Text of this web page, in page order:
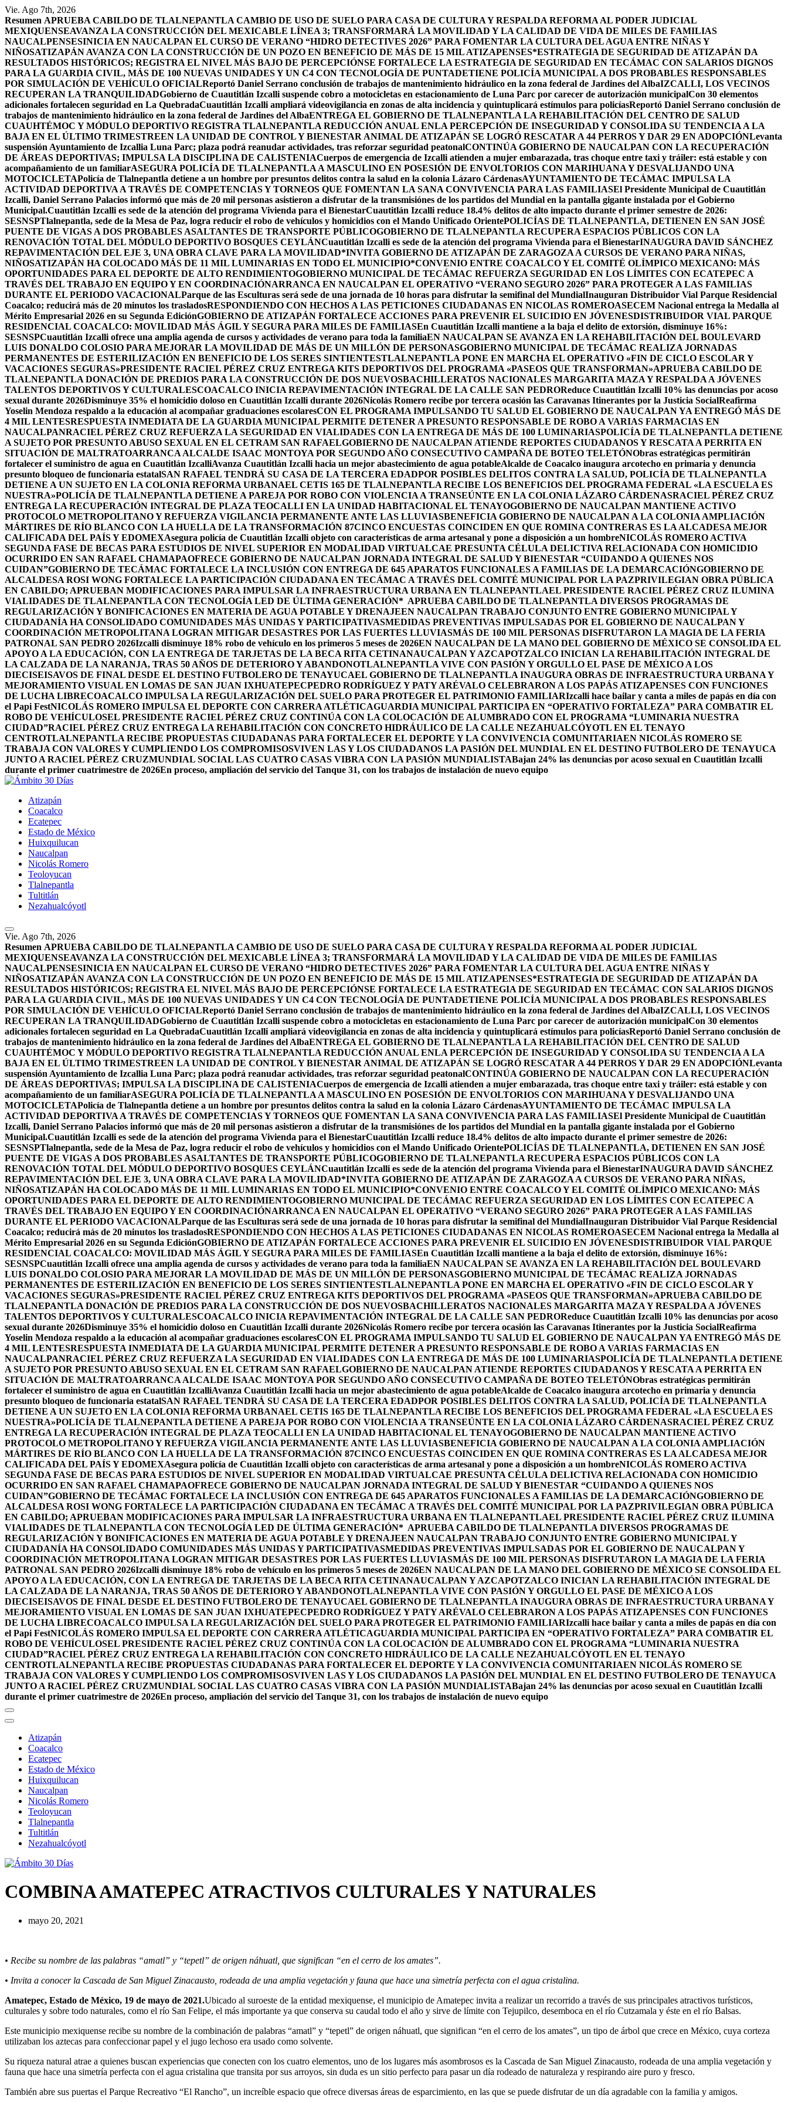
Saltar
al
contenido
Vie. Ago 7th, 2026
Resumen APRUEBA CABILDO DE TLALNEPANTLA CAMBIO DE USO DE SUELO PARA CASA DE CULTURA Y RESPALDA REFORMA AL PODER JUDICIAL
MEXIQUENSEAVANZA LA CONSTRUCCIÓN DEL MEXICABLE LÍNEA 3; TRANSFORMARÁ LA MOVILIDAD Y LA CALIDAD DE VIDA DE MILES DE FAMILIAS
NAUCALPENSESINICIA EN NAUCALPAN EL CURSO DE VERANO “HIDRO DETECTIVES 2026” PARA FOMENTAR LA CULTURA DEL AGUA ENTRE NIÑAS Y
NIÑOSATIZAPÁN AVANZA CON LA CONSTRUCCIÓN DE UN POZO EN BENEFICIO DE MÁS DE 15 MIL ATIZAPENSES*ESTRATEGIA DE SEGURIDAD DE ATIZAPÁN DA
RESULTADOS HISTÓRICOS; REGISTRA EL NIVEL MÁS BAJO DE PERCEPCIÓNSE FORTALECE LA ESTRATEGIA DE SEGURIDAD EN TECÁMAC CON SALARIOS DIGNOS
PARA LA GUARDIA CIVIL, MÁS DE 100 NUEVAS UNIDADES Y UN C4 CON TECNOLOGÍA DE PUNTADETIENE POLICÍA MUNICIPAL A DOS PROBABLES RESPONSABLES
POR SIMULACIÓN DE VEHÍCULO OFICIALReportó Daniel Serrano conclusión de trabajos de mantenimiento hidráulico en la zona federal de Jardines del AlbaIZCALLI, LOS VECINOS
RECUPERAN LA TRANQUILIDADGobierno de Cuautitlán Izcalli suspende cobro a motocicletas en estacionamiento de Luna Parc por carecer de autorización municipalCon 30 elementos
adicionales fortalecen seguridad en La QuebradaCuautitlán Izcalli ampliará videovigilancia en zonas de alta incidencia y quintuplicará estímulos para policíasReportó Daniel Serrano conclusión de
trabajos de mantenimiento hidráulico en la zona federal de Jardines del AlbaENTREGA EL GOBIERNO DE TLALNEPANTLA LA REHABILITACIÓN DEL CENTRO DE SALUD
CUAUHTÉMOC Y MÓDULO DEPORTIVO REGISTRA TLALNEPANTLA REDUCCIÓN ANUAL ENLA PERCEPCIÓN DE INSEGURIDAD Y CONSOLIDA SU TENDENCIA A LA
BAJA EN EL ÚLTIMO TRIMESTREEN LA UNIDAD DE CONTROL Y BIENESTAR ANIMAL DE ATIZAPÁN SE LOGRÓ RESCATAR A 44 PERROS Y DAR 29 EN ADOPCIÓNLevanta
suspensión Ayuntamiento de Izcallia Luna Parc; plaza podrá reanudar actividades, tras reforzar seguridad peatonalCONTINÚA GOBIERNO DE NAUCALPAN CON LA RECUPERACIÓN
DE ÁREAS DEPORTIVAS; IMPULSA LA DISCIPLINA DE CALISTENIACuerpos de emergencia de Izcalli atienden a mujer embarazada, tras choque entre taxi y tráiler: está estable y con
acompañamiento de un familiarASEGURA POLICÍA DE TLALNEPANTLA A MASCULINO EN POSESIÓN DE ENVOLTORIOS CON MARIHUANA Y DESVALIJANDO UNA
MOTOCICLETAPolicía de Tlalnepantla detiene a un hombre por presuntos delitos contra la salud en la colonia Lázaro CárdenasAYUNTAMIENTO DE TECÁMAC IMPULSA LA
ACTIVIDAD DEPORTIVA A TRAVÉS DE COMPETENCIAS Y TORNEOS QUE FOMENTAN LA SANA CONVIVENCIA PARA LAS FAMILIASEl Presidente Municipal de Cuautitlán
Izcalli, Daniel Serrano Palacios informó que más de 20 mil personas asistieron a disfrutar de la transmisiónes de los partidos del Mundial en la pantalla gigante instalada por el Gobierno
Municipal.Cuautitlán Izcalli es sede de la atención del programa Vivienda para el BienestarCuautitlán Izcalli reduce 18.4% delitos de alto impacto durante el primer semestre de 2026:
SESNSPTlalnepantla, sede de la Mesa de Paz, logra reducir el robo de vehículos y homicidios con el Mando Unificado OrientePOLICÍAS DE TLALNEPANTLA, ​DETIENEN EN SAN JOSÉ
PUENTE DE VIGAS A DOS PROBABLES ASALTANTES DE TRANSPORTE PÚBLICOGOBIERNO DE TLALNEPANTLA RECUPERA ESPACIOS PÚBLICOS CON LA
RENOVACIÓN TOTAL DEL MÓDULO DEPORTIVO BOSQUES CEYLÁNCuautitlán Izcalli es sede de la atención del programa Vivienda para el BienestarINAUGURA DAVID SÁNCHEZ
REPAVIMENTACIÓN DEL EJE 3, UNA OBRA CLAVE PARA LA MOVILIDAD*INVITA GOBIERNO DE ATIZAPÁN DE ZARAGOZA A CURSOS DE VERANO PARA NIÑAS,
NIÑOSATIZAPÁN HA COLOCADO MÁS DE 11 MIL LUMINARIAS EN TODO EL MUNICIPIO*CONVENIO ENTRE COACALCO Y EL COMITÉ OLÍMPICO MEXICANO: MÁS
OPORTUNIDADES PARA EL DEPORTE DE ALTO RENDIMIENTOGOBIERNO MUNICIPAL DE TECÁMAC REFUERZA SEGURIDAD EN LOS LÍMITES CON ECATEPEC A
TRAVÉS DEL TRABAJO EN EQUIPO Y EN COORDINACIÓNARRANCA EN NAUCALPAN EL OPERATIVO “VERANO SEGURO 2026” PARA PROTEGER A LAS FAMILIAS
DURANTE EL PERIODO VACACIONALParque de las Esculturas será sede de una jornada de 10 horas para disfrutar la semifinal del MundialInauguran Distribuidor Vial Parque Residencial
Coacalco; reducirá más de 20 minutos los trasladosRESPONDIENDO CON HECHOS A LAS PETICIONES CIUDADANAS EN NICOLAS ROMEROASECEM Nacional entrega la Medalla al
Mérito Empresarial 2026 en su Segunda EdiciónGOBIERNO DE ATIZAPÁN FORTALECE ACCIONES PARA PREVENIR EL SUICIDIO EN JÓVENESDISTRIBUIDOR VIAL PARQUE
RESIDENCIAL COACALCO: MOVILIDAD MÁS ÁGIL Y SEGURA PARA MILES DE FAMILIASEn Cuautitlán Izcalli mantiene a la baja el delito de extorsión, disminuye 16%:
SESNSPCuautitlán Izcalli ofrece una amplia agenda de cursos y actividades de verano para toda la familiaEN NAUCALPAN SE AVANZA EN LA REHABILITACIÓN DEL BOULEVARD
LUIS DONALDO COLOSIO PARA MEJORAR LA MOVILIDAD DE MÁS DE UN MILLÓN DE PERSONASGOBIERNO MUNICIPAL DE TECÁMAC REALIZA JORNADAS
PERMANENTES DE ESTERILIZACIÓN EN BENEFICIO DE LOS SERES SINTIENTESTLALNEPANTLA PONE EN MARCHA EL OPERATIVO «FIN DE CICLO ESCOLAR Y
VACACIONES SEGURAS»PRESIDENTE RACIEL PÉREZ CRUZ ENTREGA KITS DEPORTIVOS DEL PROGRAMA «PASEOS QUE TRANSFORMAN»APRUEBA CABILDO DE
TLALNEPANTLA DONACIÓN DE PREDIOS PARA LA CONSTRUCCIÓN DE DOS NUEVOSBACHILLERATOS NACIONALES MARGARITA MAZA Y RESPALDA A JÓVENES
TALENTOS DEPORTIVOS Y CULTURALESCOACALCO INICIA REPAVIMENTACIÓN INTEGRAL DE LA CALLE SAN PEDROReduce Cuautitlán Izcalli 10% las denuncias por acoso
sexual durante 2026Disminuye 35% el homicidio doloso en Cuautitlán Izcalli durante 2026Nicolás Romero recibe por tercera ocasión las Caravanas Itinerantes por la Justicia SocialReafirma
Yoselin Mendoza respaldo a la educación al acompañar graduaciones escolaresCON EL PROGRAMA IMPULSANDO TU SALUD EL GOBIERNO DE NAUCALPAN YA ENTREGÓ MÁS DE
4 MIL LENTESRESPUESTA INMEDIATA DE LA GUARDIA MUNICIPAL PERMITE DETENER A PRESUNTO RESPONSABLE DE ROBO A VARIAS FARMACIAS EN
NAUCALPANRACIEL PÉREZ CRUZ REFUERZA LA SEGURIDAD EN VIALIDADES CON LA ENTREGA DE MÁS DE 100 LUMINARIASPOLICÍA DE TLALNEPANTLA DETIENE
A SUJETO POR PRESUNTO ABUSO SEXUAL EN EL CETRAM SAN RAFAELGOBIERNO DE NAUCALPAN ATIENDE REPORTES CIUDADANOS Y RESCATA A PERRITA EN
SITUACIÓN DE MALTRATOARRANCA ALCALDE ISAAC MONTOYA POR SEGUNDO AÑO CONSECUTIVO CAMPAÑA DE BOTEO TELETÓNObras estratégicas permitirán
fortalecer el suministro de agua en Cuautitlán IzcalliAvanza Cuautitlán Izcalli hacia un mejor abastecimiento de agua potableAlcalde de Coacalco inaugura arcotecho en primaria y denuncia
presunto bloqueo de funcionaria estatalSAN RAFAEL TENDRÁ SU CASA DE LA TERCERA EDADPOR POSIBLES DELITOS CONTRA LA SALUD, POLICÍA DE TLALNEPANTLA
DETIENE A UN SUJETO EN LA COLONIA REFORMA URBANAEL CETIS 165 DE TLALNEPANTLA RECIBE LOS BENEFICIOS DEL PROGRAMA FEDERAL «LA ESCUELA ES
NUESTRA»POLICÍA DE TLALNEPANTLA DETIENE A PAREJA POR ROBO CON VIOLENCIA A TRANSEÚNTE EN LA COLONIA LÁZARO CÁRDENASRACIEL PÉREZ CRUZ
ENTREGA LA RECUPERACIÓN INTEGRAL DE PLAZA TEOCALLI EN LA UNIDAD HABITACIONAL EL TENAYOGOBIERNO DE NAUCALPAN MANTIENE ACTIVO
PROTOCOLO METROPOLITANO Y REFUERZA VIGILANCIA PERMANENTE ANTE LAS LLUVIASBENEFICIA GOBIERNO DE NAUCALPAN A LA COLONIA AMPLIACIÓN
MÁRTIRES DE RÍO BLANCO CON LA HUELLA DE LA TRANSFORMACIÓN 87CINCO ENCUESTAS COINCIDEN EN QUE ROMINA CONTRERAS ES LA ALCADESA MEJOR
CALIFICADA DEL PAÍS Y EDOMEXAsegura policía de Cuautitlán Izcalli objeto con características de arma artesanal y pone a disposición a un hombreNICOLÁS ROMERO ACTIVA
SEGUNDA FASE DE BECAS PARA ESTUDIOS DE NIVEL SUPERIOR EN MODALIDAD VIRTUALCAE PRESUNTA CÉLULA DELICTIVA RELACIONADA CON HOMICIDIO
OCURRIDO EN SAN RAFAEL CHAMAPAOFRECE GOBIERNO DE NAUCALPAN JORNADA INTEGRAL DE SALUD Y BIENESTAR “CUIDANDO A QUIENES NOS
CUIDAN”GOBIERNO DE TECÁMAC FORTALECE LA INCLUSIÓN CON ENTREGA DE 645 APARATOS FUNCIONALES A FAMILIAS DE LA DEMARCACIÓNGOBIERNO DE
ALCALDESA ROSI WONG FORTALECE LA PARTICIPACIÓN CIUDADANA EN TECÁMAC A TRAVÉS DEL COMITÉ MUNICIPAL POR LA PAZPRIVILEGIAN OBRA PÚBLICA
EN CABILDO; APRUEBAN MODIFICACIONES PARA IMPULSAR LA INFRAESTRUCTURA URBANA EN TLALNEPANTLAEL PRESIDENTE RACIEL PÉREZ CRUZ ILUMINA
VIALIDADES DE TLALNEPANTLA CON TECNOLOGÍA LED DE ÚLTIMA GENERACIÓN* APRUEBA CABILDO DE TLALNEPANTLA DIVERSOS PROGRAMAS DE
REGULARIZACIÓN Y BONIFICACIONES EN MATERIA DE AGUA POTABLE Y DRENAJEEN NAUCALPAN TRABAJO CONJUNTO ENTRE GOBIERNO MUNICIPAL Y
CIUDADANÍA HA CONSOLIDADO COMUNIDADES MÁS UNIDAS Y PARTICIPATIVASMEDIDAS PREVENTIVAS IMPULSADAS POR EL GOBIERNO DE NAUCALPAN Y
COORDINACIÓN METROPOLITANA LOGRAN MITIGAR DESASTRES POR LAS FUERTES LLUVIASMÁS DE 100 MIL PERSONAS DISFRUTARON LA MAGIA DE LA FERIA
PATRONAL SAN PEDRO 2026Izcalli disminuye 18% robo de vehículo en los primeros 5 meses de 2026EN NAUCALPAN DE LA MANO DEL GOBIERNO DE MÉXICO SE CONSOLIDA EL
APOYO A LA EDUCACIÓN, CON LA ENTREGA DE TARJETAS DE LA BECA RITA CETINANAUCALPAN Y AZCAPOTZALCO INICIAN LA REHABILITACIÓN INTEGRAL DE
LA CALZADA DE LA NARANJA, TRAS 50 AÑOS DE DETERIORO Y ABANDONOTLALNEPANTLA VIVE CON PASIÓN Y ORGULLO EL PASE DE MÉXICO A LOS
DIECISEISAVOS DE FINAL DESDE EL DESTINO FUTBOLERO DE TENAYUCAEL GOBIERNO DE TLALNEPANTLA INAUGURA OBRAS DE INFRAESTRUCTURA URBANA Y
MEJORAMIENTO VISUAL EN LOMAS DE SAN JUAN IXHUATEPECPEDRO RODRÍGUEZ Y PATY ARÉVALO CELEBRARON A LOS PAPÁS ATIZAPENSES CON FUNCIONES
DE LUCHA LIBRECOACALCO IMPULSA LA REGULARIZACIÓN DEL SUELO PARA PROTEGER EL PATRIMONIO FAMILIARIzcalli hace bailar y canta a miles de papás en día con
el Papi FestNICOLÁS ROMERO IMPULSA EL DEPORTE CON CARRERA ATLÉTICAGUARDIA MUNICIPAL PARTICIPA EN “OPERATIVO FORTALEZA” PARA COMBATIR EL
ROBO DE VEHÍCULOSEL PRESIDENTE RACIEL PÉREZ CRUZ CONTINÚA CON LA COLOCACIÓN DE ALUMBRADO CON EL PROGRAMA “LUMINARIA NUESTRA
CIUDAD”RACIEL PÉREZ CRUZ ENTREGA LA REHABILITACIÓN CON CONCRETO HIDRÁULICO DE LA CALLE NEZAHUALCÓYOTL EN EL TENAYO
CENTROTLALNEPANTLA RECIBE PROPUESTAS CIUDADANAS PARA FORTALECER EL DEPORTE Y LA CONVIVENCIA COMUNITARIAEN NICOLÁS ROMERO SE
TRABAJA CON VALORES Y CUMPLIENDO LOS COMPROMISOSVIVEN LAS Y LOS CIUDADANOS LA PASIÓN DEL MUNDIAL EN EL DESTINO FUTBOLERO DE TENAYUCA
JUNTO A RACIEL PÉREZ CRUZMUNDIAL SOCIAL LAS CUATRO CASAS VIBRA CON LA PASIÓN MUNDIALISTABajan 24% las denuncias por acoso sexual en Cuautitlán Izcalli
durante el primer cuatrimestre de 2026En proceso, ampliación del servicio del Tanque 31, con los trabajos de instalación de nuevo equipo
Atizapán
Coacalco
Ecatepec
Estado de México
Huixquilucan
Naucalpan
Nicolás Romero
Teoloyucan
Tlalnepantla
Tultitlán
Nezahualcóyotl
Vie. Ago 7th, 2026
Resumen APRUEBA CABILDO DE TLALNEPANTLA CAMBIO DE USO DE SUELO PARA CASA DE CULTURA Y RESPALDA REFORMA AL PODER JUDICIAL
MEXIQUENSEAVANZA LA CONSTRUCCIÓN DEL MEXICABLE LÍNEA 3; TRANSFORMARÁ LA MOVILIDAD Y LA CALIDAD DE VIDA DE MILES DE FAMILIAS
NAUCALPENSESINICIA EN NAUCALPAN EL CURSO DE VERANO “HIDRO DETECTIVES 2026” PARA FOMENTAR LA CULTURA DEL AGUA ENTRE NIÑAS Y
NIÑOSATIZAPÁN AVANZA CON LA CONSTRUCCIÓN DE UN POZO EN BENEFICIO DE MÁS DE 15 MIL ATIZAPENSES*ESTRATEGIA DE SEGURIDAD DE ATIZAPÁN DA
RESULTADOS HISTÓRICOS; REGISTRA EL NIVEL MÁS BAJO DE PERCEPCIÓNSE FORTALECE LA ESTRATEGIA DE SEGURIDAD EN TECÁMAC CON SALARIOS DIGNOS
PARA LA GUARDIA CIVIL, MÁS DE 100 NUEVAS UNIDADES Y UN C4 CON TECNOLOGÍA DE PUNTADETIENE POLICÍA MUNICIPAL A DOS PROBABLES RESPONSABLES
POR SIMULACIÓN DE VEHÍCULO OFICIALReportó Daniel Serrano conclusión de trabajos de mantenimiento hidráulico en la zona federal de Jardines del AlbaIZCALLI, LOS VECINOS
RECUPERAN LA TRANQUILIDADGobierno de Cuautitlán Izcalli suspende cobro a motocicletas en estacionamiento de Luna Parc por carecer de autorización municipalCon 30 elementos
adicionales fortalecen seguridad en La QuebradaCuautitlán Izcalli ampliará videovigilancia en zonas de alta incidencia y quintuplicará estímulos para policíasReportó Daniel Serrano conclusión de
trabajos de mantenimiento hidráulico en la zona federal de Jardines del AlbaENTREGA EL GOBIERNO DE TLALNEPANTLA LA REHABILITACIÓN DEL CENTRO DE SALUD
CUAUHTÉMOC Y MÓDULO DEPORTIVO REGISTRA TLALNEPANTLA REDUCCIÓN ANUAL ENLA PERCEPCIÓN DE INSEGURIDAD Y CONSOLIDA SU TENDENCIA A LA
BAJA EN EL ÚLTIMO TRIMESTREEN LA UNIDAD DE CONTROL Y BIENESTAR ANIMAL DE ATIZAPÁN SE LOGRÓ RESCATAR A 44 PERROS Y DAR 29 EN ADOPCIÓNLevanta
suspensión Ayuntamiento de Izcallia Luna Parc; plaza podrá reanudar actividades, tras reforzar seguridad peatonalCONTINÚA GOBIERNO DE NAUCALPAN CON LA RECUPERACIÓN
DE ÁREAS DEPORTIVAS; IMPULSA LA DISCIPLINA DE CALISTENIACuerpos de emergencia de Izcalli atienden a mujer embarazada, tras choque entre taxi y tráiler: está estable y con
acompañamiento de un familiarASEGURA POLICÍA DE TLALNEPANTLA A MASCULINO EN POSESIÓN DE ENVOLTORIOS CON MARIHUANA Y DESVALIJANDO UNA
MOTOCICLETAPolicía de Tlalnepantla detiene a un hombre por presuntos delitos contra la salud en la colonia Lázaro CárdenasAYUNTAMIENTO DE TECÁMAC IMPULSA LA
ACTIVIDAD DEPORTIVA A TRAVÉS DE COMPETENCIAS Y TORNEOS QUE FOMENTAN LA SANA CONVIVENCIA PARA LAS FAMILIASEl Presidente Municipal de Cuautitlán
Izcalli, Daniel Serrano Palacios informó que más de 20 mil personas asistieron a disfrutar de la transmisiónes de los partidos del Mundial en la pantalla gigante instalada por el Gobierno
Municipal.Cuautitlán Izcalli es sede de la atención del programa Vivienda para el BienestarCuautitlán Izcalli reduce 18.4% delitos de alto impacto durante el primer semestre de 2026:
SESNSPTlalnepantla, sede de la Mesa de Paz, logra reducir el robo de vehículos y homicidios con el Mando Unificado OrientePOLICÍAS DE TLALNEPANTLA, ​DETIENEN EN SAN JOSÉ
PUENTE DE VIGAS A DOS PROBABLES ASALTANTES DE TRANSPORTE PÚBLICOGOBIERNO DE TLALNEPANTLA RECUPERA ESPACIOS PÚBLICOS CON LA
RENOVACIÓN TOTAL DEL MÓDULO DEPORTIVO BOSQUES CEYLÁNCuautitlán Izcalli es sede de la atención del programa Vivienda para el BienestarINAUGURA DAVID SÁNCHEZ
REPAVIMENTACIÓN DEL EJE 3, UNA OBRA CLAVE PARA LA MOVILIDAD*INVITA GOBIERNO DE ATIZAPÁN DE ZARAGOZA A CURSOS DE VERANO PARA NIÑAS,
NIÑOSATIZAPÁN HA COLOCADO MÁS DE 11 MIL LUMINARIAS EN TODO EL MUNICIPIO*CONVENIO ENTRE COACALCO Y EL COMITÉ OLÍMPICO MEXICANO: MÁS
OPORTUNIDADES PARA EL DEPORTE DE ALTO RENDIMIENTOGOBIERNO MUNICIPAL DE TECÁMAC REFUERZA SEGURIDAD EN LOS LÍMITES CON ECATEPEC A
TRAVÉS DEL TRABAJO EN EQUIPO Y EN COORDINACIÓNARRANCA EN NAUCALPAN EL OPERATIVO “VERANO SEGURO 2026” PARA PROTEGER A LAS FAMILIAS
DURANTE EL PERIODO VACACIONALParque de las Esculturas será sede de una jornada de 10 horas para disfrutar la semifinal del MundialInauguran Distribuidor Vial Parque Residencial
Coacalco; reducirá más de 20 minutos los trasladosRESPONDIENDO CON HECHOS A LAS PETICIONES CIUDADANAS EN NICOLAS ROMEROASECEM Nacional entrega la Medalla al
Mérito Empresarial 2026 en su Segunda EdiciónGOBIERNO DE ATIZAPÁN FORTALECE ACCIONES PARA PREVENIR EL SUICIDIO EN JÓVENESDISTRIBUIDOR VIAL PARQUE
RESIDENCIAL COACALCO: MOVILIDAD MÁS ÁGIL Y SEGURA PARA MILES DE FAMILIASEn Cuautitlán Izcalli mantiene a la baja el delito de extorsión, disminuye 16%:
SESNSPCuautitlán Izcalli ofrece una amplia agenda de cursos y actividades de verano para toda la familiaEN NAUCALPAN SE AVANZA EN LA REHABILITACIÓN DEL BOULEVARD
LUIS DONALDO COLOSIO PARA MEJORAR LA MOVILIDAD DE MÁS DE UN MILLÓN DE PERSONASGOBIERNO MUNICIPAL DE TECÁMAC REALIZA JORNADAS
PERMANENTES DE ESTERILIZACIÓN EN BENEFICIO DE LOS SERES SINTIENTESTLALNEPANTLA PONE EN MARCHA EL OPERATIVO «FIN DE CICLO ESCOLAR Y
VACACIONES SEGURAS»PRESIDENTE RACIEL PÉREZ CRUZ ENTREGA KITS DEPORTIVOS DEL PROGRAMA «PASEOS QUE TRANSFORMAN»APRUEBA CABILDO DE
TLALNEPANTLA DONACIÓN DE PREDIOS PARA LA CONSTRUCCIÓN DE DOS NUEVOSBACHILLERATOS NACIONALES MARGARITA MAZA Y RESPALDA A JÓVENES
TALENTOS DEPORTIVOS Y CULTURALESCOACALCO INICIA REPAVIMENTACIÓN INTEGRAL DE LA CALLE SAN PEDROReduce Cuautitlán Izcalli 10% las denuncias por acoso
sexual durante 2026Disminuye 35% el homicidio doloso en Cuautitlán Izcalli durante 2026Nicolás Romero recibe por tercera ocasión las Caravanas Itinerantes por la Justicia SocialReafirma
Yoselin Mendoza respaldo a la educación al acompañar graduaciones escolaresCON EL PROGRAMA IMPULSANDO TU SALUD EL GOBIERNO DE NAUCALPAN YA ENTREGÓ MÁS DE
4 MIL LENTESRESPUESTA INMEDIATA DE LA GUARDIA MUNICIPAL PERMITE DETENER A PRESUNTO RESPONSABLE DE ROBO A VARIAS FARMACIAS EN
NAUCALPANRACIEL PÉREZ CRUZ REFUERZA LA SEGURIDAD EN VIALIDADES CON LA ENTREGA DE MÁS DE 100 LUMINARIASPOLICÍA DE TLALNEPANTLA DETIENE
A SUJETO POR PRESUNTO ABUSO SEXUAL EN EL CETRAM SAN RAFAELGOBIERNO DE NAUCALPAN ATIENDE REPORTES CIUDADANOS Y RESCATA A PERRITA EN
SITUACIÓN DE MALTRATOARRANCA ALCALDE ISAAC MONTOYA POR SEGUNDO AÑO CONSECUTIVO CAMPAÑA DE BOTEO TELETÓNObras estratégicas permitirán
fortalecer el suministro de agua en Cuautitlán IzcalliAvanza Cuautitlán Izcalli hacia un mejor abastecimiento de agua potableAlcalde de Coacalco inaugura arcotecho en primaria y denuncia
presunto bloqueo de funcionaria estatalSAN RAFAEL TENDRÁ SU CASA DE LA TERCERA EDADPOR POSIBLES DELITOS CONTRA LA SALUD, POLICÍA DE TLALNEPANTLA
DETIENE A UN SUJETO EN LA COLONIA REFORMA URBANAEL CETIS 165 DE TLALNEPANTLA RECIBE LOS BENEFICIOS DEL PROGRAMA FEDERAL «LA ESCUELA ES
NUESTRA»POLICÍA DE TLALNEPANTLA DETIENE A PAREJA POR ROBO CON VIOLENCIA A TRANSEÚNTE EN LA COLONIA LÁZARO CÁRDENASRACIEL PÉREZ CRUZ
ENTREGA LA RECUPERACIÓN INTEGRAL DE PLAZA TEOCALLI EN LA UNIDAD HABITACIONAL EL TENAYOGOBIERNO DE NAUCALPAN MANTIENE ACTIVO
PROTOCOLO METROPOLITANO Y REFUERZA VIGILANCIA PERMANENTE ANTE LAS LLUVIASBENEFICIA GOBIERNO DE NAUCALPAN A LA COLONIA AMPLIACIÓN
MÁRTIRES DE RÍO BLANCO CON LA HUELLA DE LA TRANSFORMACIÓN 87CINCO ENCUESTAS COINCIDEN EN QUE ROMINA CONTRERAS ES LA ALCADESA MEJOR
CALIFICADA DEL PAÍS Y EDOMEXAsegura policía de Cuautitlán Izcalli objeto con características de arma artesanal y pone a disposición a un hombreNICOLÁS ROMERO ACTIVA
SEGUNDA FASE DE BECAS PARA ESTUDIOS DE NIVEL SUPERIOR EN MODALIDAD VIRTUALCAE PRESUNTA CÉLULA DELICTIVA RELACIONADA CON HOMICIDIO
OCURRIDO EN SAN RAFAEL CHAMAPAOFRECE GOBIERNO DE NAUCALPAN JORNADA INTEGRAL DE SALUD Y BIENESTAR “CUIDANDO A QUIENES NOS
CUIDAN”GOBIERNO DE TECÁMAC FORTALECE LA INCLUSIÓN CON ENTREGA DE 645 APARATOS FUNCIONALES A FAMILIAS DE LA DEMARCACIÓNGOBIERNO DE
ALCALDESA ROSI WONG FORTALECE LA PARTICIPACIÓN CIUDADANA EN TECÁMAC A TRAVÉS DEL COMITÉ MUNICIPAL POR LA PAZPRIVILEGIAN OBRA PÚBLICA
EN CABILDO; APRUEBAN MODIFICACIONES PARA IMPULSAR LA INFRAESTRUCTURA URBANA EN TLALNEPANTLAEL PRESIDENTE RACIEL PÉREZ CRUZ ILUMINA
VIALIDADES DE TLALNEPANTLA CON TECNOLOGÍA LED DE ÚLTIMA GENERACIÓN* APRUEBA CABILDO DE TLALNEPANTLA DIVERSOS PROGRAMAS DE
REGULARIZACIÓN Y BONIFICACIONES EN MATERIA DE AGUA POTABLE Y DRENAJEEN NAUCALPAN TRABAJO CONJUNTO ENTRE GOBIERNO MUNICIPAL Y
CIUDADANÍA HA CONSOLIDADO COMUNIDADES MÁS UNIDAS Y PARTICIPATIVASMEDIDAS PREVENTIVAS IMPULSADAS POR EL GOBIERNO DE NAUCALPAN Y
COORDINACIÓN METROPOLITANA LOGRAN MITIGAR DESASTRES POR LAS FUERTES LLUVIASMÁS DE 100 MIL PERSONAS DISFRUTARON LA MAGIA DE LA FERIA
PATRONAL SAN PEDRO 2026Izcalli disminuye 18% robo de vehículo en los primeros 5 meses de 2026EN NAUCALPAN DE LA MANO DEL GOBIERNO DE MÉXICO SE CONSOLIDA EL
APOYO A LA EDUCACIÓN, CON LA ENTREGA DE TARJETAS DE LA BECA RITA CETINANAUCALPAN Y AZCAPOTZALCO INICIAN LA REHABILITACIÓN INTEGRAL DE
LA CALZADA DE LA NARANJA, TRAS 50 AÑOS DE DETERIORO Y ABANDONOTLALNEPANTLA VIVE CON PASIÓN Y ORGULLO EL PASE DE MÉXICO A LOS
DIECISEISAVOS DE FINAL DESDE EL DESTINO FUTBOLERO DE TENAYUCAEL GOBIERNO DE TLALNEPANTLA INAUGURA OBRAS DE INFRAESTRUCTURA URBANA Y
MEJORAMIENTO VISUAL EN LOMAS DE SAN JUAN IXHUATEPECPEDRO RODRÍGUEZ Y PATY ARÉVALO CELEBRARON A LOS PAPÁS ATIZAPENSES CON FUNCIONES
DE LUCHA LIBRECOACALCO IMPULSA LA REGULARIZACIÓN DEL SUELO PARA PROTEGER EL PATRIMONIO FAMILIARIzcalli hace bailar y canta a miles de papás en día con
el Papi FestNICOLÁS ROMERO IMPULSA EL DEPORTE CON CARRERA ATLÉTICAGUARDIA MUNICIPAL PARTICIPA EN “OPERATIVO FORTALEZA” PARA COMBATIR EL
ROBO DE VEHÍCULOSEL PRESIDENTE RACIEL PÉREZ CRUZ CONTINÚA CON LA COLOCACIÓN DE ALUMBRADO CON EL PROGRAMA “LUMINARIA NUESTRA
CIUDAD”RACIEL PÉREZ CRUZ ENTREGA LA REHABILITACIÓN CON CONCRETO HIDRÁULICO DE LA CALLE NEZAHUALCÓYOTL EN EL TENAYO
CENTROTLALNEPANTLA RECIBE PROPUESTAS CIUDADANAS PARA FORTALECER EL DEPORTE Y LA CONVIVENCIA COMUNITARIAEN NICOLÁS ROMERO SE
TRABAJA CON VALORES Y CUMPLIENDO LOS COMPROMISOSVIVEN LAS Y LOS CIUDADANOS LA PASIÓN DEL MUNDIAL EN EL DESTINO FUTBOLERO DE TENAYUCA
JUNTO A RACIEL PÉREZ CRUZMUNDIAL SOCIAL LAS CUATRO CASAS VIBRA CON LA PASIÓN MUNDIALISTABajan 24% las denuncias por acoso sexual en Cuautitlán Izcalli
durante el primer cuatrimestre de 2026En proceso, ampliación del servicio del Tanque 31, con los trabajos de instalación de nuevo equipo
Atizapán
Coacalco
Ecatepec
Estado de México
Huixquilucan
Naucalpan
Nicolás Romero
Teoloyucan
Tlalnepantla
Tultitlán
Nezahualcóyotl
COMBINA AMATEPEC ATRACTIVOS CULTURALES Y NATURALES
mayo 20, 2021
• Recibe su nombre de las palabras “amatl” y “tepetl” de origen náhuatl, que significan “en el cerro de los amates”.
• Invita a conocer la Cascada de San Miguel Zinacausto, rodeada de una amplia vegetación y fauna que hace una simetría perfecta con el agua cristalina.
Amatepec, Estado de México, 19 de mayo de 2021.Ubicado al suroeste de la entidad mexiquense, el municipio de Amatepec invita a realizar un recorrido a través de sus principales atractivos turísticos,
culturales y sobre todo naturales, como el río San Felipe, el más importante ya que conserva su caudal todo el año y sirve de límite con Tejupilco, desemboca en el río Cutzamala y éste en el río Balsas.
Este municipio mexiquense recibe su nombre de la combinación de palabras “amatl” y “tepetl” de origen náhuatl, que significan “en el cerro de los amates”, un tipo de árbol que crece en México, cuya corteza
utilizaban los aztecas para confeccionar papel y el jugo lechoso era usado como solvente.
Su riqueza natural atrae a quienes buscan experiencias que conecten con los cuatro elementos, uno de los lugares más asombrosos es la Cascada de San Miguel Zinacausto, rodeada de una amplia vegetación y
fauna que hace una simetría perfecta con el agua cristalina que transita por sus arroyos, sin duda es un sitio perfecto para pasar un día rodeado de naturaleza y respirando aire puro y fresco.
También abre sus puertas el Parque Recreativo “El Rancho”, un increíble espacio que ofrece diversas áreas de esparcimiento, en las que se puede disfrutar de un día agradable con la familia y amigos.